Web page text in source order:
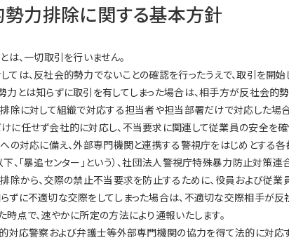
力排除に関する基本方針
は、一切取引を行いません。
ては、反社会的勢力でないことの確認を行ったうえで、取引を開始
力とは知らずに取引を有してしまった場合は、相手方が反社会的
除に対して組織で対応する担当者や担当部署だけで対応した場
に任せず会社的に対応し、不当要求に関連して従業員の安全を確
の対応に備え、外部専門機関と連携する警視庁をはじめとする
下、「暴追センター」という）、社団法人警視庁特殊暴力防止対策
除から、交際の禁止不当要求を防止するために、役員および従業
ずに不適切な交際をしてしまった場合は、不適切な交際相手が
時点で、速やかに所定の方法により通報いたします。
対応警察および弁護士等外部専門機関の協力を得て法的に対応